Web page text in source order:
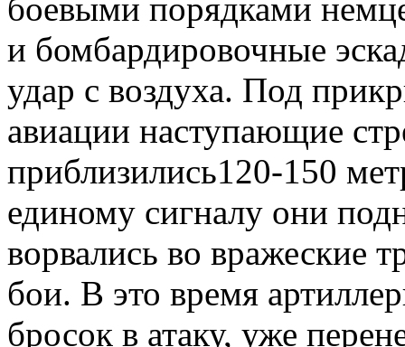
боевыми порядками
и бомбарди­ровочные
удар с воздуха. Под
авиации наступающие
приблизились120-150
единому сигналу они
ворвались во вражеские
бои. В это время
бросок в атаку, уже